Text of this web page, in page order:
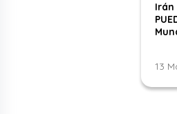
Irán
13